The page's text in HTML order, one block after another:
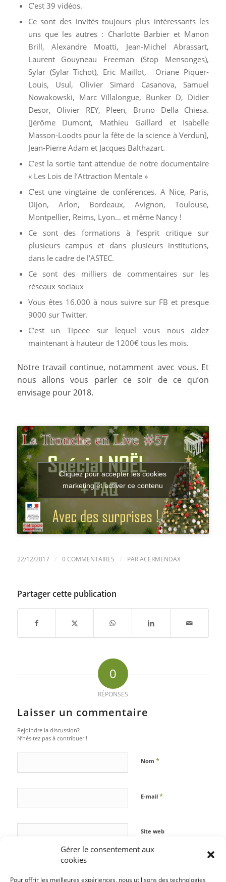
Gérer le consentement aux
cookies
Pour offrir les meilleures expériences, nous utilisons des technologies
C’est 39 vidéos.
Ce sont des invités toujours plus intéressants les
uns que les autres : Charlotte Barbier et Manon
Brill, Alexandre Moatti, Jean-Michel Abrassart,
Laurent Gouyneau Freeman (Stop Mensonges),
Sylar (Sylar Tichot), Eric Maillot, Oriane Piquer-
Louis, Usul, Olivier Simard Casanova, Samuel
Nowakowski, Marc Villalongue, Bunker D, Didier
Desor, Olivier REY, Pleen, Bruno Della Chiesa.
[Jérôme Dumont, Mathieu Gaillard et Isabelle
Masson-Loodts pour la fête de la science à Verdun],
Jean-Pierre Adam et Jacques Balthazart.
C’est la sortie tant attendue de notre documentaire
« Les Lois de l’Attraction Mentale »
C’est une vingtaine de conférences. A Nice, Paris,
Dijon, Arlon, Bordeaux, Avignon, Toulouse,
Montpellier, Reims, Lyon… et même Nancy !
Ce sont des formations à l’esprit critique sur
plusieurs campus et dans plusieurs institutions,
dans le cadre de l’ASTEC.
Ce sont des milliers de commentaires sur les
réseaux sociaux
Vous êtes 16.000 à nous suivre sur FB et presque
9000 sur Twitter.
C’est un Tipeee sur lequel vous nous aidez
maintenant à hauteur de 1200€ tous les mois.
Notre travail continue, notamment avec vous. Et
nous allons vous parler ce soir de ce qu’on
envisage pour 2018.
Cliquez pour accepter les cookies
marketing et activer ce contenu
22/12/2017 / 0 COMMENTAIRES / PARACERMENDAX
Partager cette publication
0
RÉPONSES
Laisser un commentaire
Rejoindre la discussion?
N’hésitez pas à contribuer !
Nom *
E-mail *
Site web